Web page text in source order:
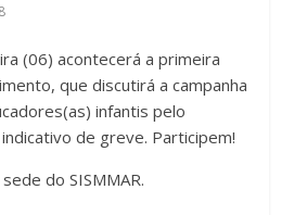
(06) acontecerá a primeira
que discutirá a campanha
infantis pelo
de greve. Participem!
do SISMMAR.